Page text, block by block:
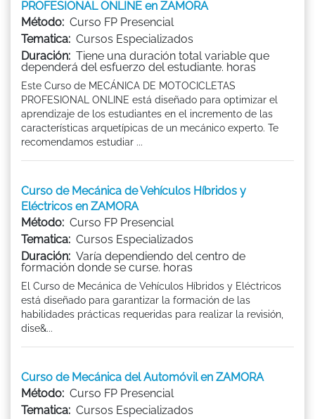
PROFESIONAL ONLINE en ZAMORA
Método: Curso FP Presencial
Tematica: Cursos Especializados
Duración: Tiene una duración total variable que
dependerá del esfuerzo del estudiante. horas
Este Curso de MECÁNICA DE MOTOCICLETAS
PROFESIONAL ONLINE está diseñado para optimizar el
aprendizaje de los estudiantes en el incremento de las
características arquetípicas de un mecánico experto. Te
recomendamos estudiar ...
Curso de Mecánica de Vehículos Híbridos y
Eléctricos en ZAMORA
Método: Curso FP Presencial
Tematica: Cursos Especializados
Duración: Varía dependiendo del centro de
formación donde se curse. horas
El Curso de Mecánica de Vehículos Híbridos y Eléctricos
está diseñado para garantizar la formación de las
habilidades prácticas requeridas para realizar la revisión,
dise&...
Curso de Mecánica del Automóvil en ZAMORA
Método: Curso FP Presencial
Tematica: Cursos Especializados